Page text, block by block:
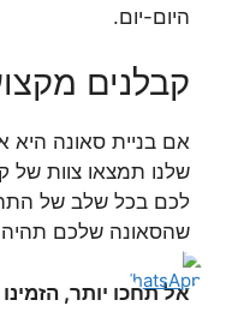
היום-יום.
קבלנים
אם בניית סאונה היא
שלנו תמצאו צוות של
לכם בכל שלב של
שהסאונה שלכם תהיה
אל תחכו יותר,